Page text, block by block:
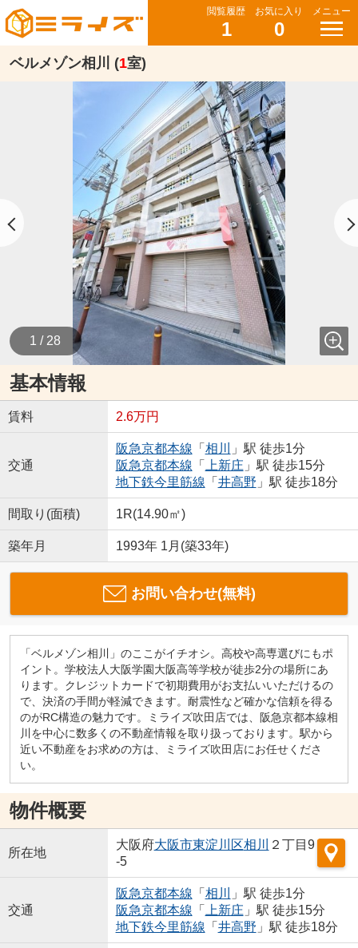
閲覧履歴
1
お気に入り
0
メニュー
ベルメゾン相川 (1室)
1 / 28
基本情報
賃料 2.6万円
交通
阪急京都本線 「 相川
」駅 徒歩1分
阪急京都本線 「 上新庄 」駅 徒歩15分
地下鉄今里筋線 「 井高野 」駅 徒歩18分
間取り(面積) 1R(14.90㎡)
築年月 1993年 1月(築33年)
お問い合わせ(無料)
「ベルメゾン相川」のここがイチオシ。高校や高専選びにもポ
イント。学校法人大阪学園大阪高等学校が徒歩2分の場所にあ
ります。クレジットカードで初期費用がお支払いいただけるの
で、決済の手間が軽減できます。耐震性など確かな信頼を得る
のがRC構造の魅力です。ミライズ吹田店では、阪急京都本線相
川を中心に数多くの不動産情報を取り扱っております。駅から
近い不動産をお求めの方は、ミライズ吹田店にお任せくださ
い。
物件概要
所在地
大阪府大阪市東淀川区相川
２丁目9
-5
交通
阪急京都本線 「 相川
」駅 徒歩1分
阪急京都本線 「 上新庄 」駅 徒歩15分
地下鉄今里筋線 「 井高野 」駅 徒歩18分